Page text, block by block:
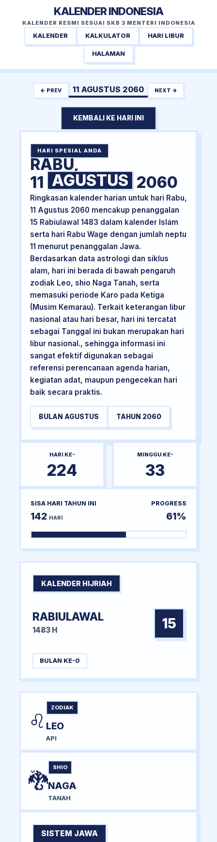
KALENDER INDONESIA
KALENDER RESMI SESUAI SKB 3 MENTERI INDONESIA
KALENDER KALKULATOR HARI LIBUR
HALAMAN
← PREV 11 AGUSTUS 2060 NEXT →
KEMBALI KE HARI INI
HARI SPESIAL ANDA
RABU,
11 AGUSTUS 2060
Ringkasan kalender harian untuk hari Rabu,
11 Agustus 2060 mencakup penanggalan
15 Rabiulawal 1483 dalam kalender Islam
serta hari Rabu Wage dengan jumlah neptu
11 menurut penanggalan Jawa.
Berdasarkan data astrologi dan siklus
alam, hari ini berada di bawah pengaruh
zodiak Leo, shio Naga Tanah, serta
memasuki periode Karo pada Ketiga
(Musim Kemarau). Terkait keterangan libur
nasional atau hari besar, hari ini tercatat
sebagai Tanggal ini bukan merupakan hari
libur nasional., sehingga informasi ini
sangat efektif digunakan sebagai
referensi perencanaan agenda harian,
kegiatan adat, maupun pengecekan hari
baik secara praktis.
BULAN AGUSTUS TAHUN 2060
HARI KE-
224
MINGGU KE-
33
SISA HARI TAHUN INI
142 HARI
PROGRESS
61%
KALENDER HIJRIAH
RABIULAWAL
1483 H 15
BULAN KE-0
♌
ZODIAK
LEO
API
🐉
SHIO
NAGA
TANAH
SISTEM JAWA